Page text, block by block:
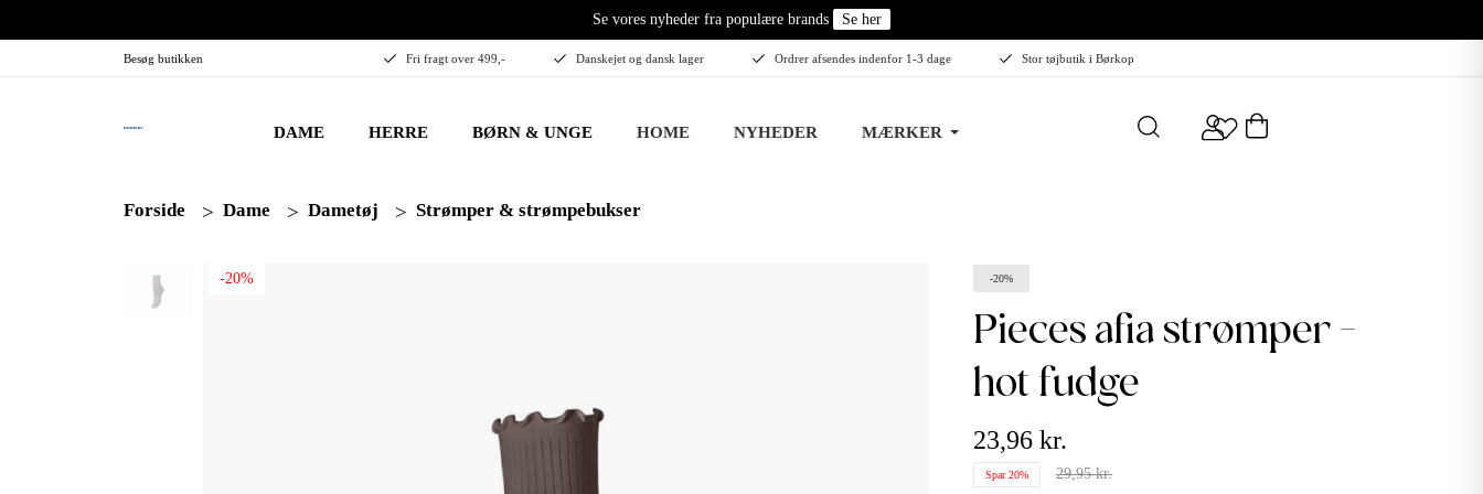
Se vores nyheder fra populære brands Se her
Besøg butikken Fri fragt over 499,- Danskejet og dansk lager Ordrer afsendes indenfor 1-3 dage Stor tøjbutik i Børkop
DAME HERRE BØRN & UNGE HOME NYHEDER MÆRKER
Forside Dame Dametøj Strømper & strømpebukser
-20% -20%
pieces afia strømper -
hot fudge
23,96 kr.
Spar 20% 29,95 kr.